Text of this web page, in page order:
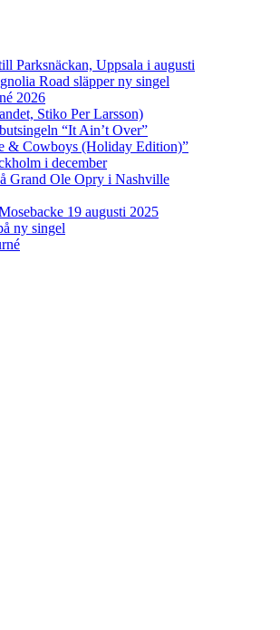
Parksnäckan, Uppsala i augusti
Road släpper ny singel
2026
Stiko Per Larsson)
“It Ain’t Over”
& Cowboys (Holiday Edition)”
i december
Grand Ole Opry i Nashville
19 augusti 2025
ny singel